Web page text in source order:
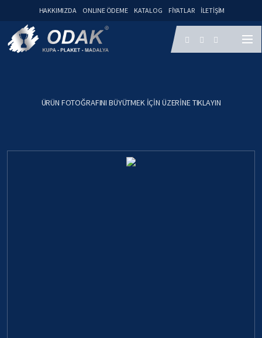
HAKKIMIZDA ONLINE ÖDEME KATALOG FIYATLAR İLETIŞIM
ÜRÜN FOTOĞRAFINI BÜYÜTMEK IÇIN ÜZERINE TIKLAYIN